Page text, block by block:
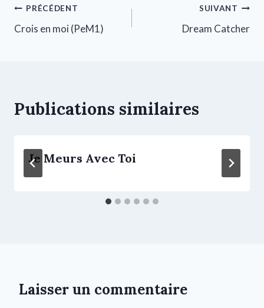
PRÉCÉDENT
Crois en moi (PeM1)
SUIVANT
Dream Catcher
Publications similaires
Je Meurs Avec Toi
Laisser un commentaire